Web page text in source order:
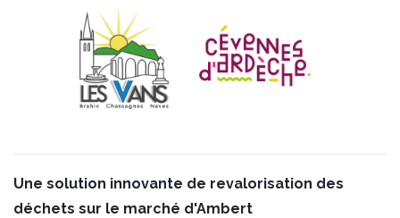
Une solution innovante de revalorisation des
déchets sur le marché d'Ambert